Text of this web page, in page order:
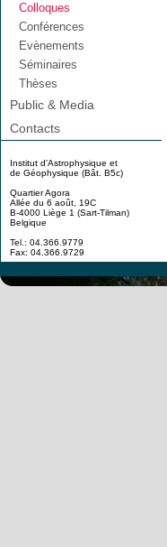
Colloques
Conférences
Evènements
Séminaires
Thèses
Public & Media
Contacts
Institut d'Astrophysique et
de Géophysique (Bât. B5c)
Quartier Agora
Allée du 6 août, 19C
B-4000 Liège 1 (Sart-Tilman)
Belgique
Tel.: 04.366.9779
Fax: 04.366.9729